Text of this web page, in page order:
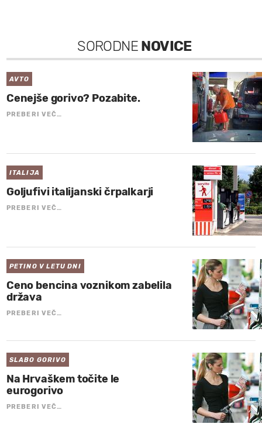
SORODNE NOVICE
AVTO
Cenejše gorivo? Pozabite.
PREBERI VEČ…
ITALIJA
Goljufivi italijanski črpalkarji
PREBERI VEČ…
PETINO V LETU DNI
Ceno bencina voznikom zabelila
država
PREBERI VEČ…
SLABO GORIVO
Na Hrvaškem točite le
eurogorivo
PREBERI VEČ…